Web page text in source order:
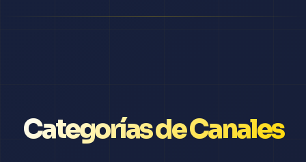
Categorías de Canales